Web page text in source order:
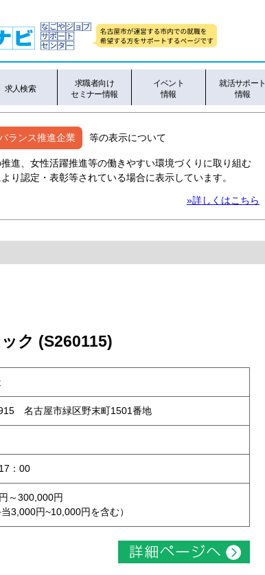
求人検索
求職者向け
セミナー情報
イベント
情報
就活サポート
情報
ランス推進企業 等の表示について
進、女性活躍推進等の働きやすい環境づくりに取り組む
り認定・表彰等されている場合に表示しています。
»詳しくはこちら
ク (S260115)
名古屋市緑区野末町1501番地
：00
～300,000円
当3,000円~10,000円を含む）